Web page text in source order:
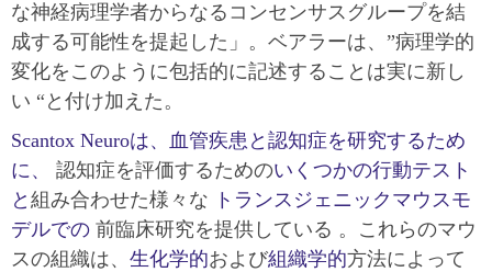
な神経病理学者からなるコンセンサスグループを結
成する可能性を提起した」。ベアラーは、”病理学的
変化をこのように包括的に記述することは実に新し
い “と付け加えた。
Scantox Neuroは、血管疾患と認知症を研究するため
に、 認知症を評価するためのいくつかの行動テスト
と 組み合わせた様々な
トランスジェニックマウスモ
デルでの 前臨床研究を提供している 。これらのマウ
スの組織は、 生化学的および組織学的方法によって